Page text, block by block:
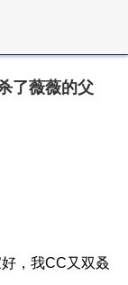
了薇薇的父
，我CC又双叒